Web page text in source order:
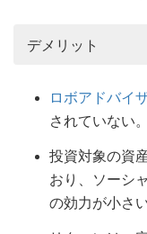
デメリット
ロボアドバイ
されていない。
投資対象の資
おり、ソーシ
の効力が小さい